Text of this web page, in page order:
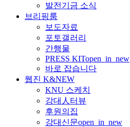
발전기금 소식
브리핑룸
보도자료
포토갤러리
간행물
PRESS KITopen_in_new
바로 잡습니다
웹진 K&NEW
KNU 스케치
강대人터뷰
후원의집
강대신문open_in_new